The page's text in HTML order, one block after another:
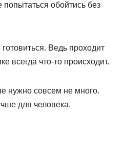
обойтись без
Ведь проходит
всегда что-то происходит.
нужно совсем не много.
для человека.